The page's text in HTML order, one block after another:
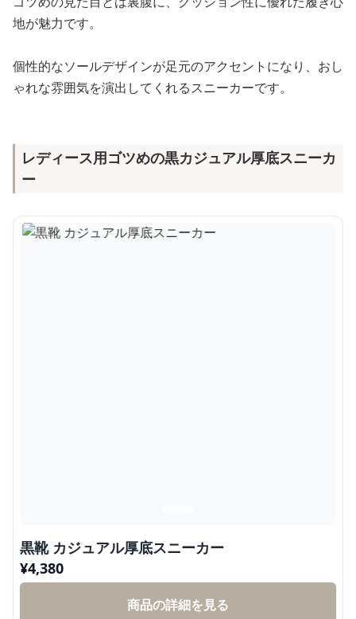
地が魅力です。
個性的なソールデザインが足元のアクセントになり、おし
ゃれな雰囲気を演出してくれるスニーカーです。
レディース用ゴツめの黒カジュアル厚底スニーカ
ー
黒靴 カジュアル厚底スニーカー
¥4,380
商品の詳細を見る